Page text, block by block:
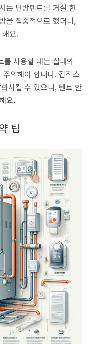
는 난방텐트를 거실 한
을 집중적으로 했더니,
요.
를 사용할 때는 실내와
의해야 합니다. 갑작스
시킬 수 있으니, 텐트 안
요.
팁